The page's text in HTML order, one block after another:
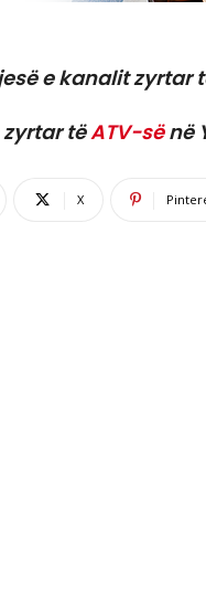
e kanalit zyrtar
tëATV-sënë
X